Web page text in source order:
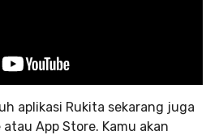
aplikasi Rukita sekarang juga
App Store. Kamu akan